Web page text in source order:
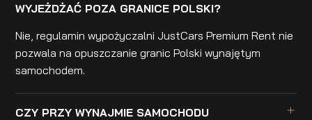
WYJEŻDŻAĆ POZA GRANICE POLSKI?
Nie, regulamin wypożyczalni JustCars Premium Rent nie
pozwala na opuszczanie granic Polski wynajętym
samochodem.
CZY PRZY WYNAJMIE SAMOCHODU